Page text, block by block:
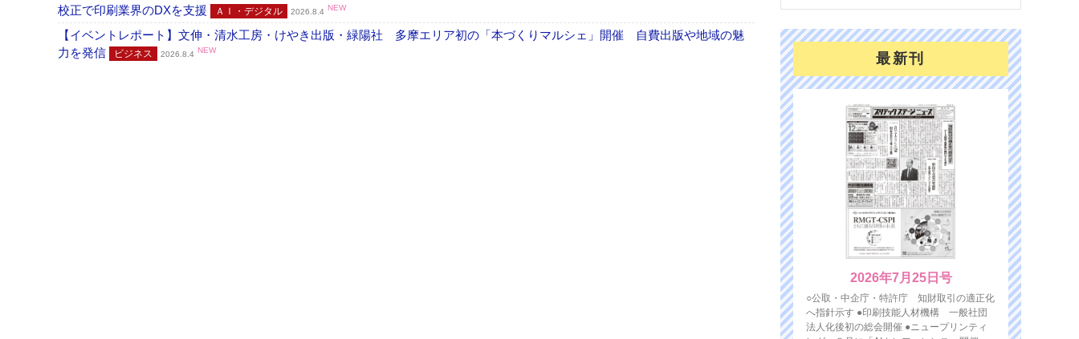
校正で印刷業界のDXを支援
ＡＩ・デジタル 2026.8.4 NEW
【イベントレポート】文伸・清水工房・けやき出版・緑陽社 多摩エリア初の「本づくりマルシェ」開催 自費出版や地域の魅
力を発信
ビジネス 2026.8.4 NEW
最新刊
2026年7月25日号
○公取・中企庁・特許庁 知財取引の適正化
へ指針示す ●印刷技能人材機構 一般社団
法人化後初の総会開催 ●ニュープリンティ